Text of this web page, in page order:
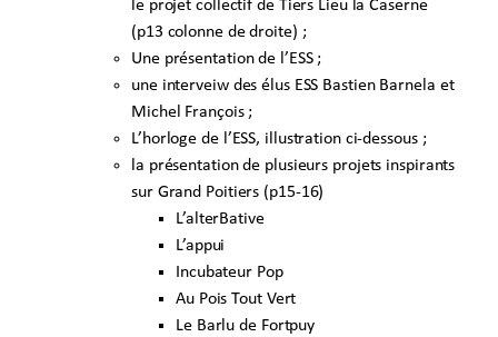
le projet collectif de Tiers Lieu la Caserne
(p13 colonne de droite) ;
Une présentation de l’ESS ;
une interveiw des élus ESS Bastien Barnela et
Michel François ;
L’horloge de l’ESS, illustration ci-dessous ;
la présentation de plusieurs projets inspirants
sur Grand Poitiers (p15-16)
L’alterBative
L’appui
Incubateur Pop
Au Pois Tout Vert
Le Barlu de Fortpuy